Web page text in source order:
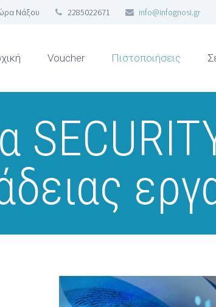
Νάξου 2285022671 info@infognosi.gr
Voucher Πιστοποιήσεις